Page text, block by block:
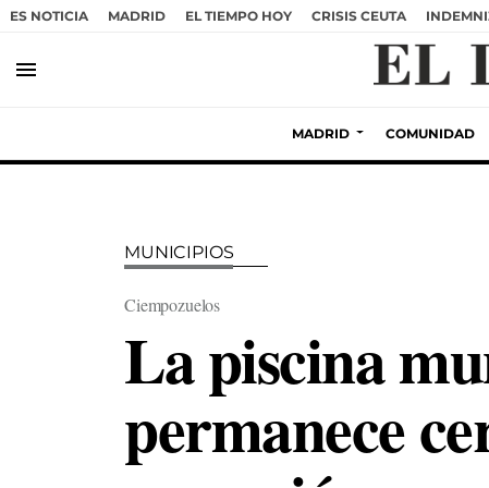
ES NOTICIA MADRID EL TIEMPO HOY CRISIS CEUTA
menu
MADRID COMUNIDAD
MUNICIPIOS
Ciempozuelos
La piscina
permanece